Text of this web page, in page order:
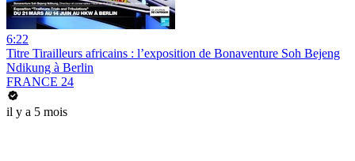
6:22
Titre Tirailleurs africains : l’exposition de Bonaventure Soh Bejeng
Ndikung à Berlin
FRANCE 24
il y a 5 mois